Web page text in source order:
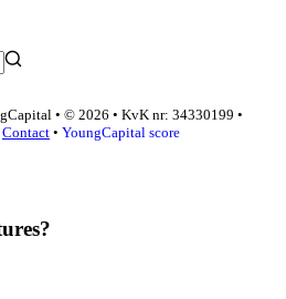
• © 2026 • KvK nr: 34330199 •
Contact • YoungCapital score